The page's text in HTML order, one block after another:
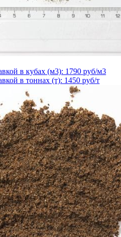
в кубах (м3): 1790 руб/м3
в тоннах (т): 1450 руб/т